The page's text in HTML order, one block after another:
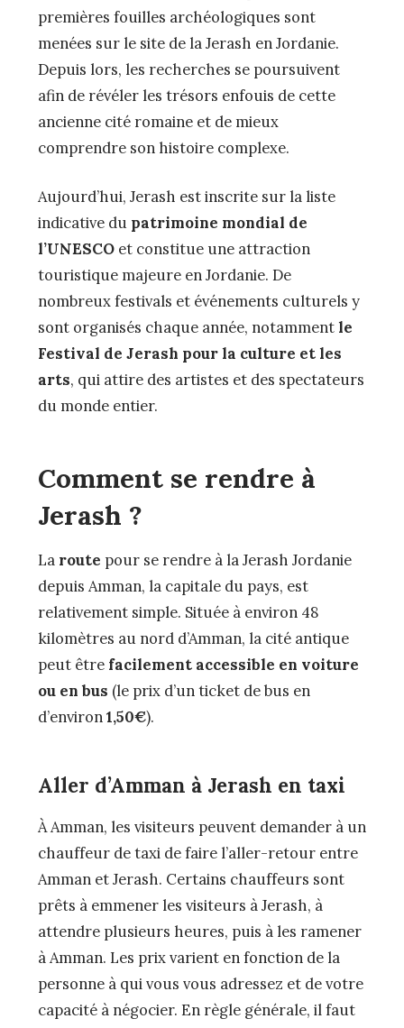
premières fouilles archéologiques sont
menées sur le site de la Jerash en Jordanie.
Depuis lors, les recherches se poursuivent
afin de révéler les trésors enfouis de cette
ancienne cité romaine et de mieux
comprendre son histoire complexe.
Aujourd’hui, Jerash est inscrite sur la liste
indicative du patrimoine mondial de
l’UNESCO et constitue une attraction
touristique majeure en Jordanie. De
nombreux festivals et événements culturels y
sont organisés chaque année, notammentle
Festival de Jerash pour la culture et les
arts, qui attire des artistes et des spectateurs
du monde entier.
Comment se rendre à
Jerash ?
La route pour se rendre à la Jerash Jordanie
depuis Amman, la capitale du pays, est
relativement simple. Située à environ 48
kilomètres au nord d’Amman, la cité antique
peut être facilement accessible en voiture
ou en bus (le prix d’un ticket de bus en
d’environ1,50€).
Aller d’Amman à Jerash en taxi
À Amman, les visiteurs peuvent demander à un
chauffeur de taxi de faire l’aller-retour entre
Amman et Jerash. Certains chauffeurs sont
prêts à emmener les visiteurs à Jerash, à
attendre plusieurs heures, puis à les ramener
à Amman. Les prix varient en fonction de la
personne à qui vous vous adressez et de votre
capacité à négocier. En règle générale, il faut